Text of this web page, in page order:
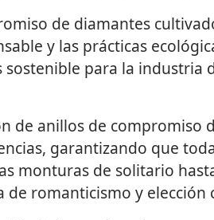
de diamantes
y las prácticas
para la industria
de anillos de
garantizando que
monturas de solitario
romanticismo y elección